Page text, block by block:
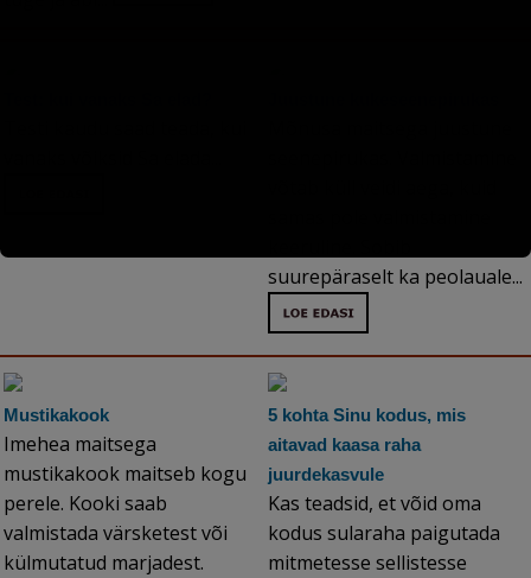
suurepäraselt ka peolauale...
Mustikakook
Imehea maitsega
mustikakook maitseb kogu
perele. Kooki saab
valmistada värsketest või
külmutatud marjadest.
5 kohta Sinu kodus, mis
aitavad kaasa raha
juurdekasvule
Kas teadsid, et võid oma
kodus sularaha paigutada
mitmetesse sellistesse